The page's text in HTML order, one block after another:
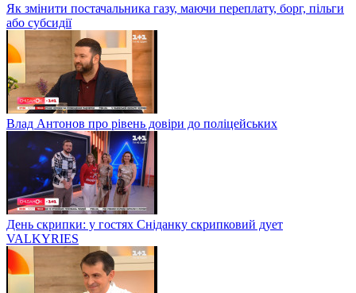
Як змінити постачальника газу, маючи переплату, борг, пільги
або субсидії
Влад Антонов про рівень довіри до поліцейських
День скрипки: у гостях Сніданку скрипковий дует
VALKYRIES